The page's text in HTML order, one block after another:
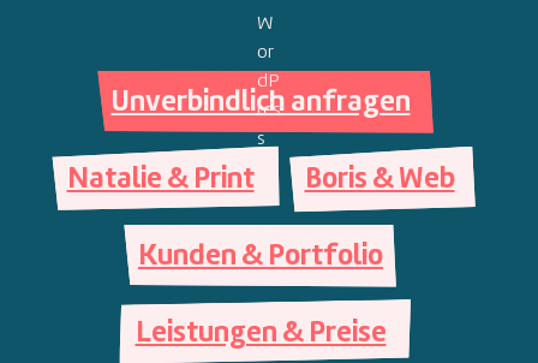
Unverbindlich anfragen
Natalie & Print Boris & Web
Kunden & Portfolio
Leistungen & Preise